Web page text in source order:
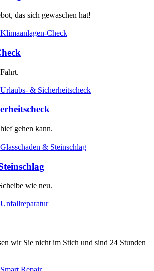
das sich gewaschen hat!
gehen kann.
wie neu.
wir Sie nicht im Stich und sind 24 Stunden